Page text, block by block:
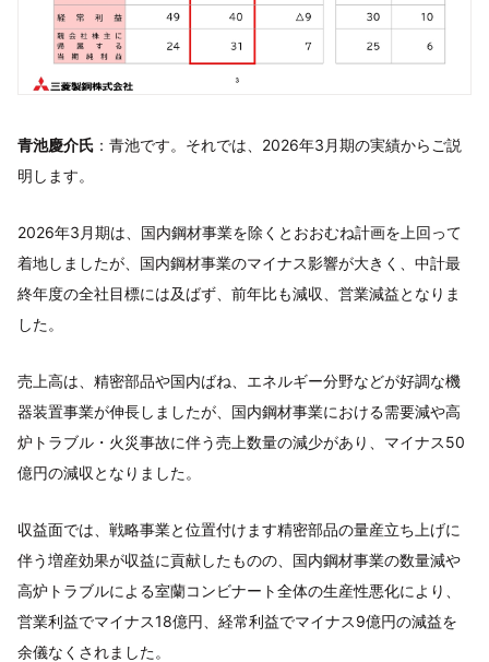
青池慶介氏 ：青池です。それでは、2026年3月期の実績からご説
明します。
2026年3月期は、国内鋼材事業を除くとおおむね計画を上回って
着地しましたが、国内鋼材事業のマイナス影響が大きく、中計最
終年度の全社目標には及ばず、前年比も減収、営業減益となりま
した。
売上高は、精密部品や国内ばね、エネルギー分野などが好調な機
器装置事業が伸長しましたが、国内鋼材事業における需要減や高
炉トラブル・火災事故に伴う売上数量の減少があり、マイナス50
億円の減収となりました。
収益面では、戦略事業と位置付けます精密部品の量産立ち上げに
伴う増産効果が収益に貢献したものの、国内鋼材事業の数量減や
高炉トラブルによる室蘭コンビナート全体の生産性悪化により、
営業利益でマイナス18億円、経常利益でマイナス9億円の減益を
余儀なくされました。